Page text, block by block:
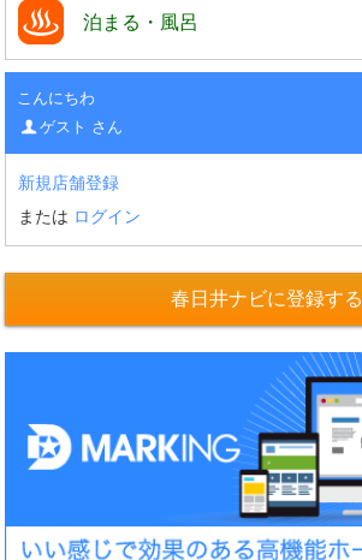
泊まる・風呂
こんにちわ
ゲスト さん
新規店舗登録
または ログイン
春日井ナビに登録する